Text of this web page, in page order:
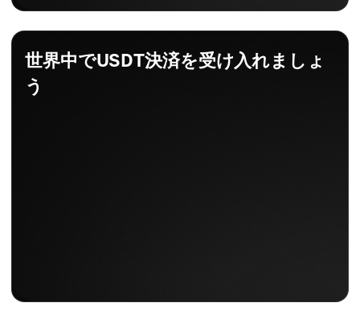
世界中でUSDT決済を受け入れましょ
う